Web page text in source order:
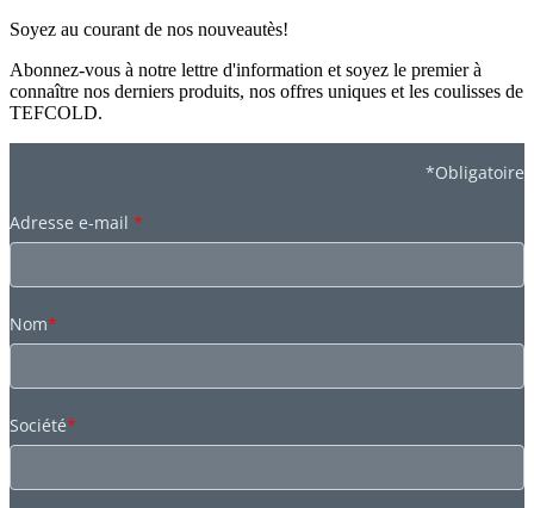
Soyez au courant de nos nouveautès!
Abonnez-vous à notre lettre d'information et soyez le premier à
connaître nos derniers produits, nos offres uniques et les coulisses de
TEFCOLD.
*Obligatoire
Adresse e-mail *
Nom*
Société*